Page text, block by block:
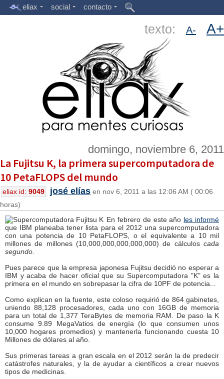
eliax social contacto
texto: A- A+
domingo, noviembre 6, 2011
La Fujitsu K, la primera supercomputadora de
10 PetaFLOPS del mundo
eliax id: 9049 josé elías en nov 6, 2011 a las 12:06 AM ( 00:06
horas)
En febrero de este año les informé
que IBM planeaba tener lista para el 2012 una supercomputadora
con una potencia de 10 PetaFLOPS, o el equivalente a 10 mil
millones de millones (10,000,000,000,000,000) de cálculos cada
segundo
Pues parece que la empresa japonesa Fujitsu decidió no esperar a
IBM y acaba de hacer oficial que su Supercomputadora "K" es la
primera en el mundo en sobrepasar la cifra de 10PF de potencia...
Como explican en la fuente, este coloso requirió de 864 gabinetes,
uniendo 88,128 procesadores, cada uno con 16GB de memoria
para un total de 1,377 TeraBytes de memoria RAM. De paso la K
consume 9.89 MegaVatios de energía (lo que consumen unos
10,000 hogares promedios) y mantenerla funcionando cuesta 10
Millones de dólares al año.
Sus primeras tareas a gran escala en el 2012 serán la de predecir
catástrofes naturales, y la de ayudar a científicos a crear nuevos
tipos de medicinas.